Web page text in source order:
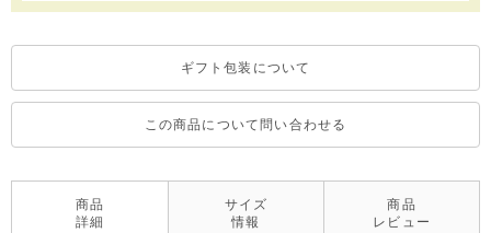
ギフト包装について
この商品について問い合わせる
商品
詳細
サイズ
情報
商品
レビュー